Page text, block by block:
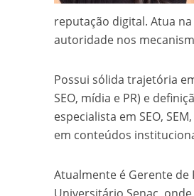
reputação digital. Atua
autoridade nos
Possui sólida trajetória
SEO, mídia e PR) e
especialista em SEO,
em conteúdos
Atualmente é Gerente